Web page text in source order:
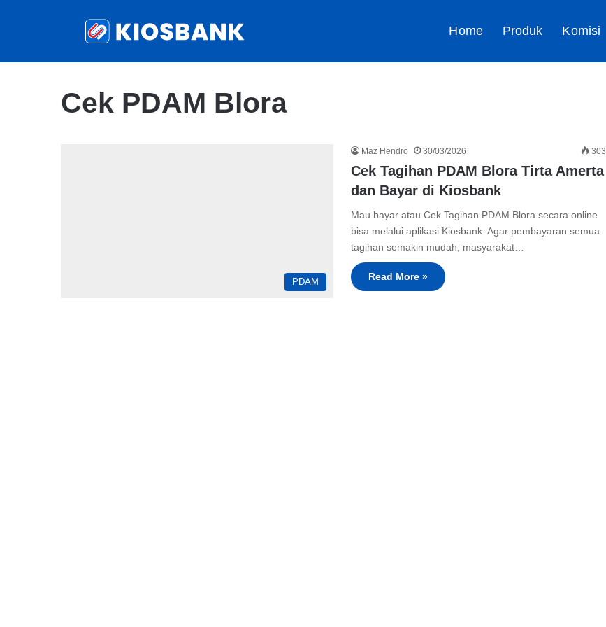
Home Produk Komisi
Cek PDAM Blora
PDAM
Maz Hendro 30/03/2026 303
Cek Tagihan PDAM Blora Tirta Amerta
dan Bayar di Kiosbank
Mau bayar atau Cek Tagihan PDAM Blora secara online
bisa melalui aplikasi Kiosbank. Agar pembayaran semua
tagihan semakin mudah, masyarakat…
Read More »